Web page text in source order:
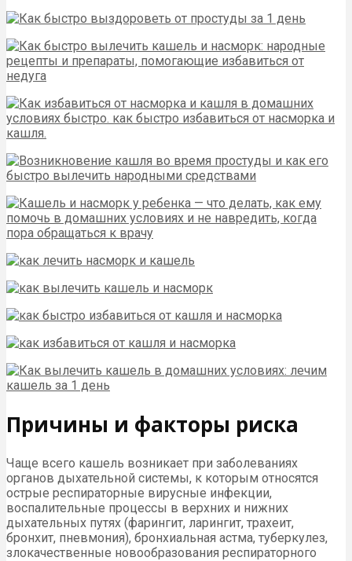
Причины и факторы риска
Чаще всего кашель возникает при заболеваниях
органов дыхательной системы, к которым относятся
острые респираторные вирусные инфекции,
воспалительные процессы в верхних и нижних
дыхательных путях (фарингит, ларингит, трахеит,
бронхит, пневмония), бронхиальная астма, туберкулез,
злокачественные новообразования респираторного